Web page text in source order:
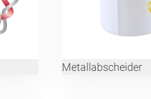
Metallabscheider